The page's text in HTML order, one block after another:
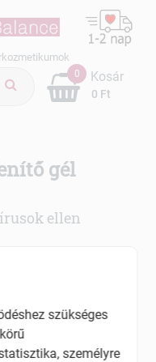
0
0 Ft
Kosár
gél
ellen
szükséges
személyre